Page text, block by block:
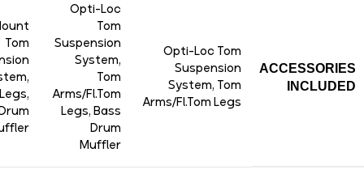
ACCESSORIES
INCLUDED
Opti-Loc Tom
Suspension
System, Tom
Arms/Fl.Tom Legs
Opti-Loc
Tom
Suspension
System,
Tom
Arms/Fl.Tom
Legs, Bass
Drum
Muffler
Tom